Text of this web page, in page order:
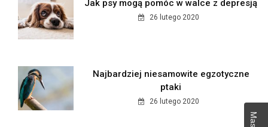
Jak psy mogą pomóc w walce z depresją
26 lutego 2020
Najbardziej niesamowite egzotyczne
ptaki
26 lutego 2020